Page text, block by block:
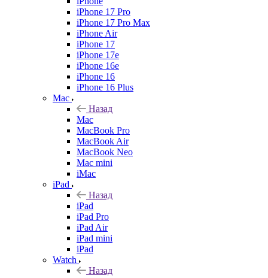
iPhone 17 Pro
iPhone 17 Pro Max
iPhone Air
iPhone 17
iPhone 17e
iPhone 16e
iPhone 16
iPhone 16 Plus
Mac
Назад
Mac
MacBook Pro
MacBook Air
MacBook Neo
Mac mini
iMac
iPad
Назад
iPad
iPad Pro
iPad Air
iPad mini
iPad
Watch
Назад